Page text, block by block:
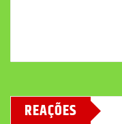
REAÇÕES